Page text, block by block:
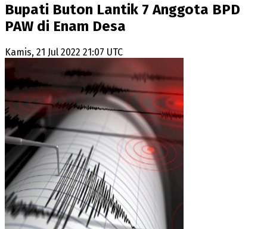
Bupati Buton Lantik 7 Anggota BPD
PAW di Enam Desa
Kamis, 21 Jul 2022 21:07 UTC